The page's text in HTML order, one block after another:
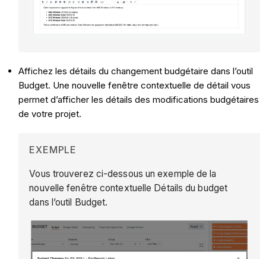
Affichez les détails du changement budgétaire dans l’outil
Budget. Une nouvelle fenêtre contextuelle de détail vous
permet d’afficher les détails des modifications budgétaires
de votre projet.
EXEMPLE
Vous trouverez ci-dessous un exemple de la
nouvelle fenêtre contextuelle Détails du budget
dans l’outil Budget.